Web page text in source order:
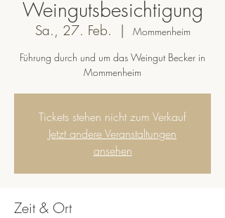
Weingutsbesichtigung
Sa., 27. Feb.
  |
Mommenheim
Führung durch und um das Weingut Becker in
Mommenheim
Tickets stehen nicht zum Verkauf
Jetzt andere Veranstaltungen
ansehen
Zeit & Ort